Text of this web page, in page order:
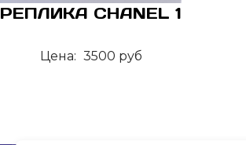
РЕПЛИКА CHANEL 1
Цена: 3500 руб